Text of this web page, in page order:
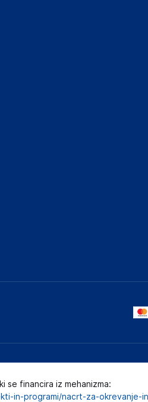
se financira iz mehanizma:
in-programi/nacrt-za-okrevanje-